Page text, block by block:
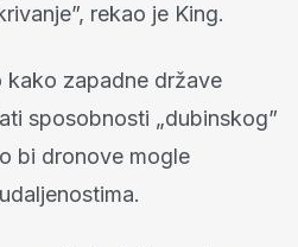
rekao je King.
zapadne države
sposobnosti „dubinskog”
bi dronove mogle